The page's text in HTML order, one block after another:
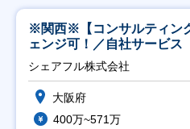
※関西※【コンサルティン
ェンジ可！／自社サービス
シェアフル株式会社
大阪府
400万~571万